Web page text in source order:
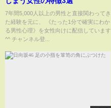
7年間5,000人以上の男性と直接関わってき
た経験を元に、 《たった1分で確実にわか
る男性心理》を女性向けに配信しています
^^ チャンネル登...